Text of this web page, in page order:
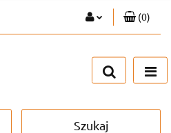
Zaloguj się
(0)
Szukaj